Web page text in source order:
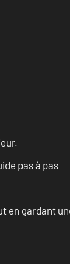
pas à pas
en gardant